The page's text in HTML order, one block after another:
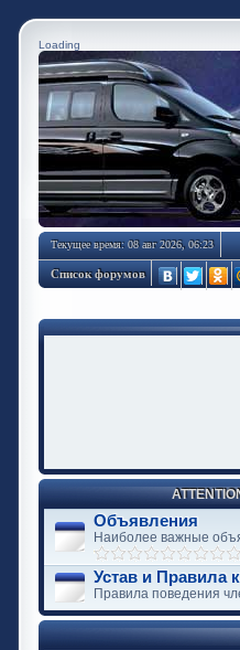
Loading
Текущее время: 08 авг 2026, 06:23
Список форумов
Объявления
Наиболее важные
Устав и Правила
Правила поведения